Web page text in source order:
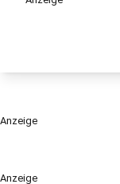
Anzeige
Anzeige